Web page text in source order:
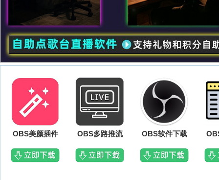
OBS美颜插件 OBS多路推流 OBS软件下载